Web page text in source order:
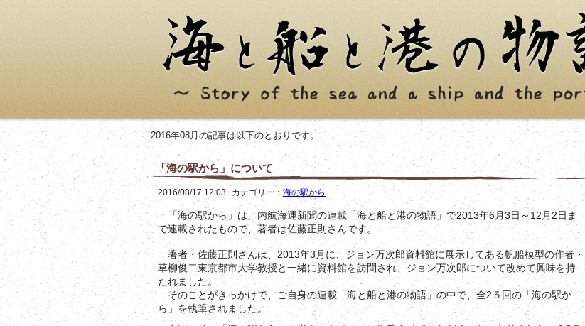
2016年08月の記事は以下のとおりです。
「海の駅から」について
2016/08/17 12:03 カテゴリー： 海の駅から
「海の駅から」は、内航海運新聞の連載「海と船と港の物語」で2013年6月3日～12月2日ま
で連載されたもので、著者は佐藤正則さんです。
著者・佐藤正則さんは、2013年3月に、ジョン万次郎資料館に展示してある帆船模型の作者・
草柳俊二東京都市大学教授と一緒に資料館を訪問され、ジョン万次郎について改めて興味を持
たれました。
そのことがきっかけで、ご自身の連載「海と船と港の物語」の中で、全2５回の「海の駅か
ら」を執筆されました。